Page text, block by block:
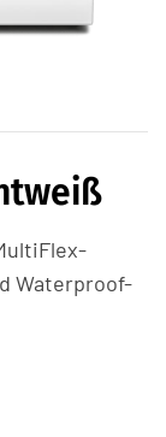
Waterproof-